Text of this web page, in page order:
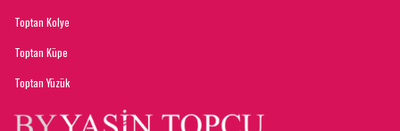
Toptan Kolye
Toptan Küpe
Toptan Yüzük